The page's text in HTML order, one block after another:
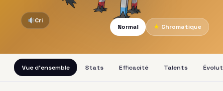
Cri
Normal
★ Chromatique
Vue d'ensemble Stats Efficacité Talents